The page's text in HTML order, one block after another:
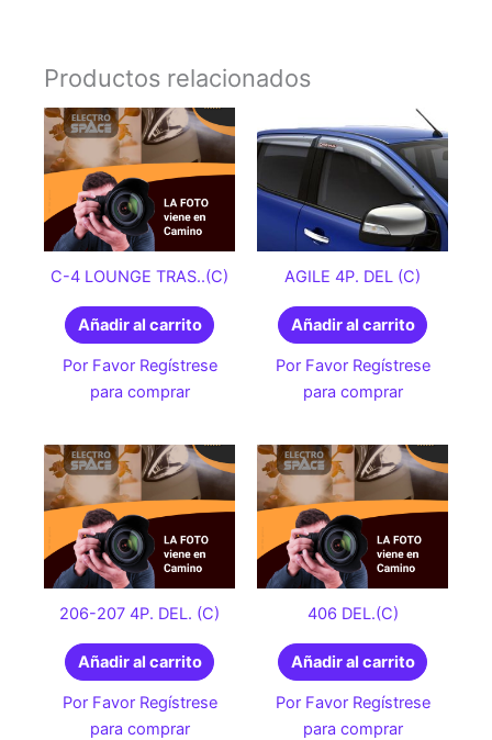
Productos relacionados
C-4 LOUNGE TRAS..(C)
Añadir al carrito
Por Favor Regístrese
para comprar
AGILE 4P. DEL (C)
Añadir al carrito
Por Favor Regístrese
para comprar
206-207 4P. DEL. (C)
Añadir al carrito
Por Favor Regístrese
para comprar
406 DEL.(C)
Añadir al carrito
Por Favor Regístrese
para comprar